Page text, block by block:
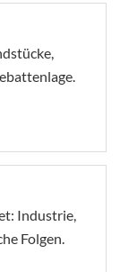
Industrie,
Folgen.